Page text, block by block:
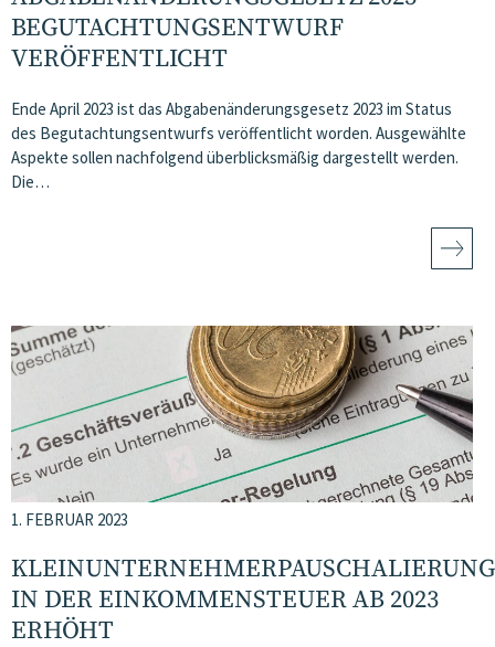
BEGUTACHTUNGSENTWURF
VERÖFFENTLICHT
Ende April 2023 ist das Abgabenänderungsgesetz 2023 im Status
des Begutachtungsentwurfs veröffentlicht worden. Ausgewählte
Aspekte sollen nachfolgend überblicksmäßig dargestellt werden.
Die…
1. FEBRUAR 2023
KLEINUNTERNEHMERPAUSCHALIERUNG
IN DER EINKOMMENSTEUER AB 2023
ERHÖHT